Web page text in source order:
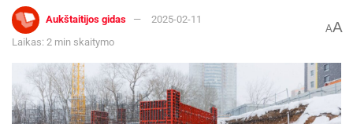
Aukštaitijos gidas
2025-02-11
Laikas: 2 min skaitymo
AA